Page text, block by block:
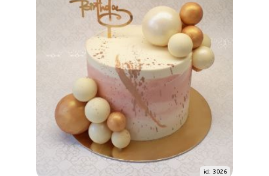
id: 3026